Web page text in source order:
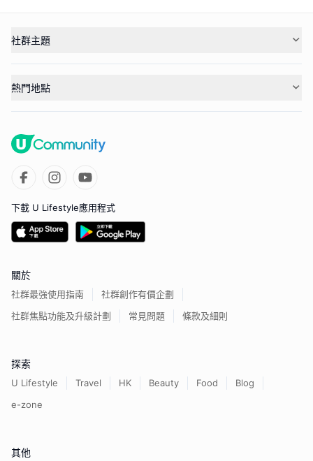
社群主題
熱門地點
下載 U Lifestyle應用程式
關於
社群最強使用指南
社群創作有價企劃
社群焦點功能及升級計劃
常見問題 條款及細則
探索
U Lifestyle Travel HK Beauty Food
Blog
e-zone
其他